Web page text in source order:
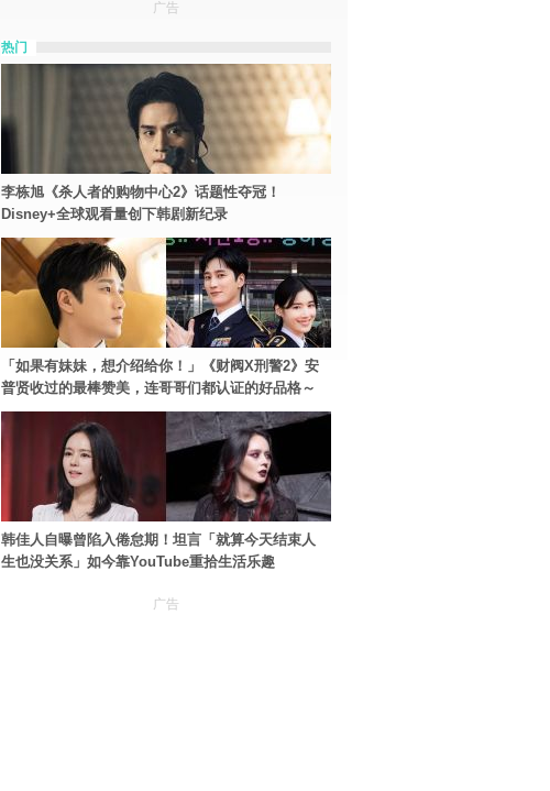
广告
热门
李栋旭《杀人者的购物中心2》话题性夺冠！
Disney+全球观看量创下韩剧新纪录
「如果有妹妹，想介绍给你！」《财阀X刑警2》安
普贤收过的最棒赞美，连哥哥们都认证的好品格～
韩佳人自曝曾陷入倦怠期！坦言「就算今天结束人
生也没关系」如今靠YouTube重拾生活乐趣
广告